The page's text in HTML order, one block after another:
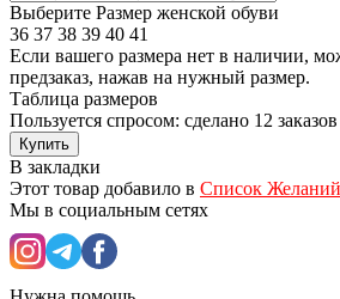
Выберите Размер женской обуви
36 37 38 39 40 41
Если вашего размера нет в наличии,
предзаказ, нажав на нужный размер.
Таблица размеров
Пользуется спросом: сделано 12 заказов
Купить
В закладки
Этот товар добавило в Список Желаний
Мы в социальным сетях